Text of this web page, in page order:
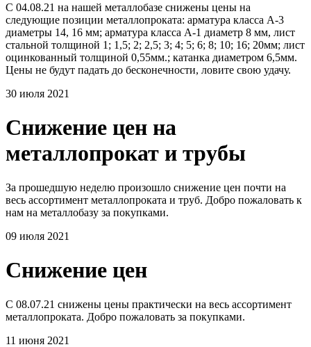
С 04.08.21 на нашей металлобазе снижены цены на
следующие позиции металлопроката: арматура класса А-3
диаметры 14, 16 мм; арматура класса А-1 диаметр 8 мм, лист
стальной толщиной 1; 1,5; 2; 2,5; 3; 4; 5; 6; 8; 10; 16; 20мм; лист
оцинкованный толщиной 0,55мм.; катанка диаметром 6,5мм.
Цены не будут падать до бесконечности, ловите свою удачу.
30 июля 2021
Снижение цен на
металлопрокат и трубы
За прошедшую неделю произошло снижение цен почти на
весь ассортимент металлопроката и труб. Добро пожаловать к
нам на металлобазу за покупками.
09 июля 2021
Снижение цен
С 08.07.21 снижены цены практически на весь ассортимент
металлопроката. Добро пожаловать за покупками.
11 июня 2021